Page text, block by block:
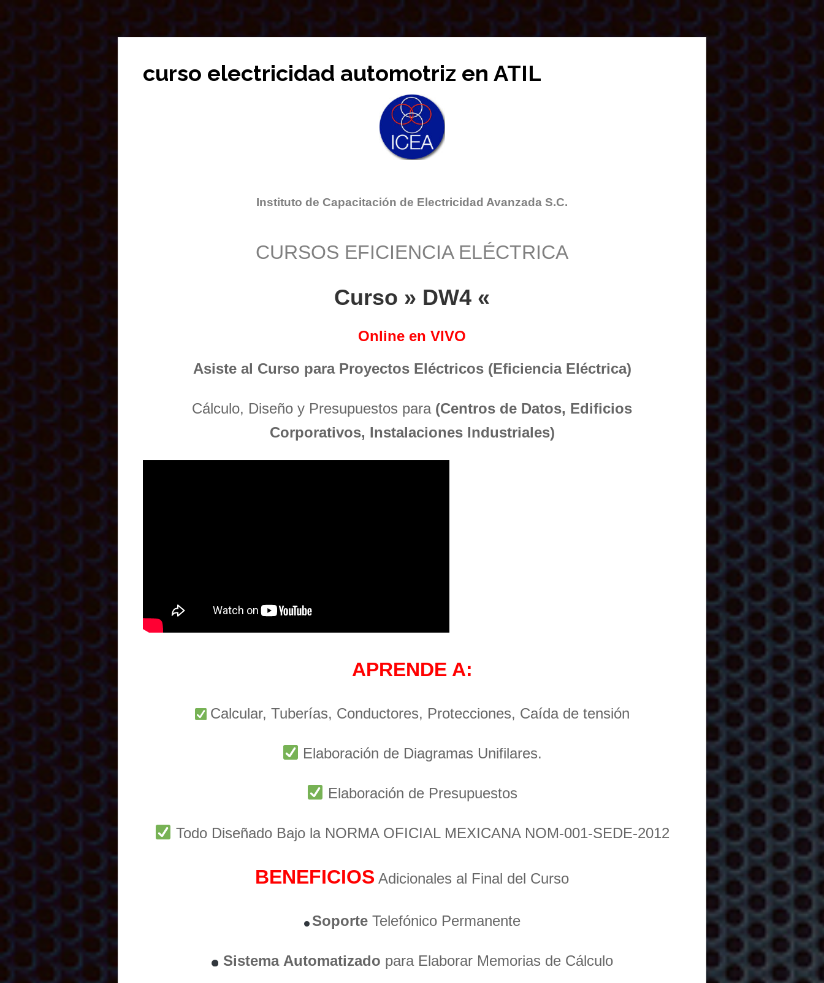
curso electricidad automotriz en ATIL
Instituto de Capacitación de Electricidad Avanzada S.C.
CURSOS EFICIENCIA ELÉCTRICA
Curso » DW4 «
Online en VIVO
Asiste al Curso para Proyectos Eléctricos (Eficiencia Eléctrica)
Cálculo, Diseño y Presupuestos para (Centros de Datos, Edificios
Corporativos, Instalaciones Industriales)
APRENDE A:
Calcular, Tuberías, Conductores, Protecciones, Caída de tensión
Elaboración de Diagramas Unifilares.
Elaboración de Presupuestos
Todo Diseñado Bajo la NORMA OFICIAL MEXICANA NOM-001-SEDE-2012
BENEFICIOS Adicionales al Final del Curso
Soporte Telefónico Permanente
Sistema Automatizado para Elaborar Memorias de Cálculo